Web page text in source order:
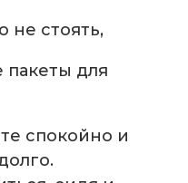
не стоять,
пакеты для
спокойно и